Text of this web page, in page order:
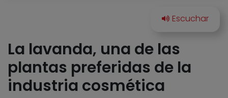
La lavanda, una de las
plantas preferidas de la
industria cosmética